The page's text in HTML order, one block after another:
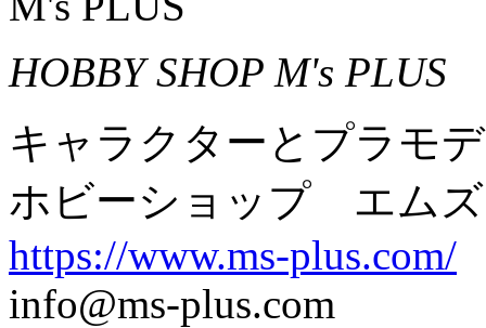
HOBBY SHOP M's PLUS
キャラクターとプラモ
ホビーショップ エム
https://www.ms-plus.com/
info@ms-plus.com